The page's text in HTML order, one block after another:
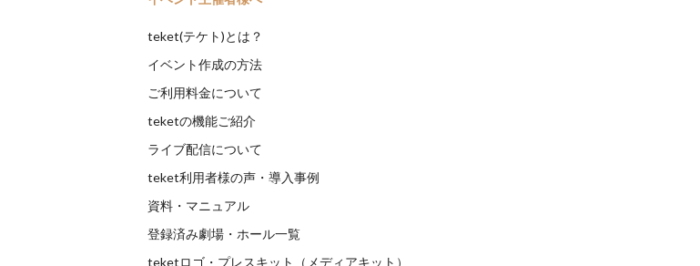
teket(テケト)とは？
イベント作成の方法
ご利用料金について
teketの機能ご紹介
ライブ配信について
teket利用者様の声・導入事例
資料・マニュアル
登録済み劇場・ホール一覧
teketロゴ・プレスキット（メディアキット）